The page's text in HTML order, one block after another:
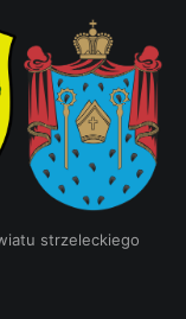
strzeleckiego